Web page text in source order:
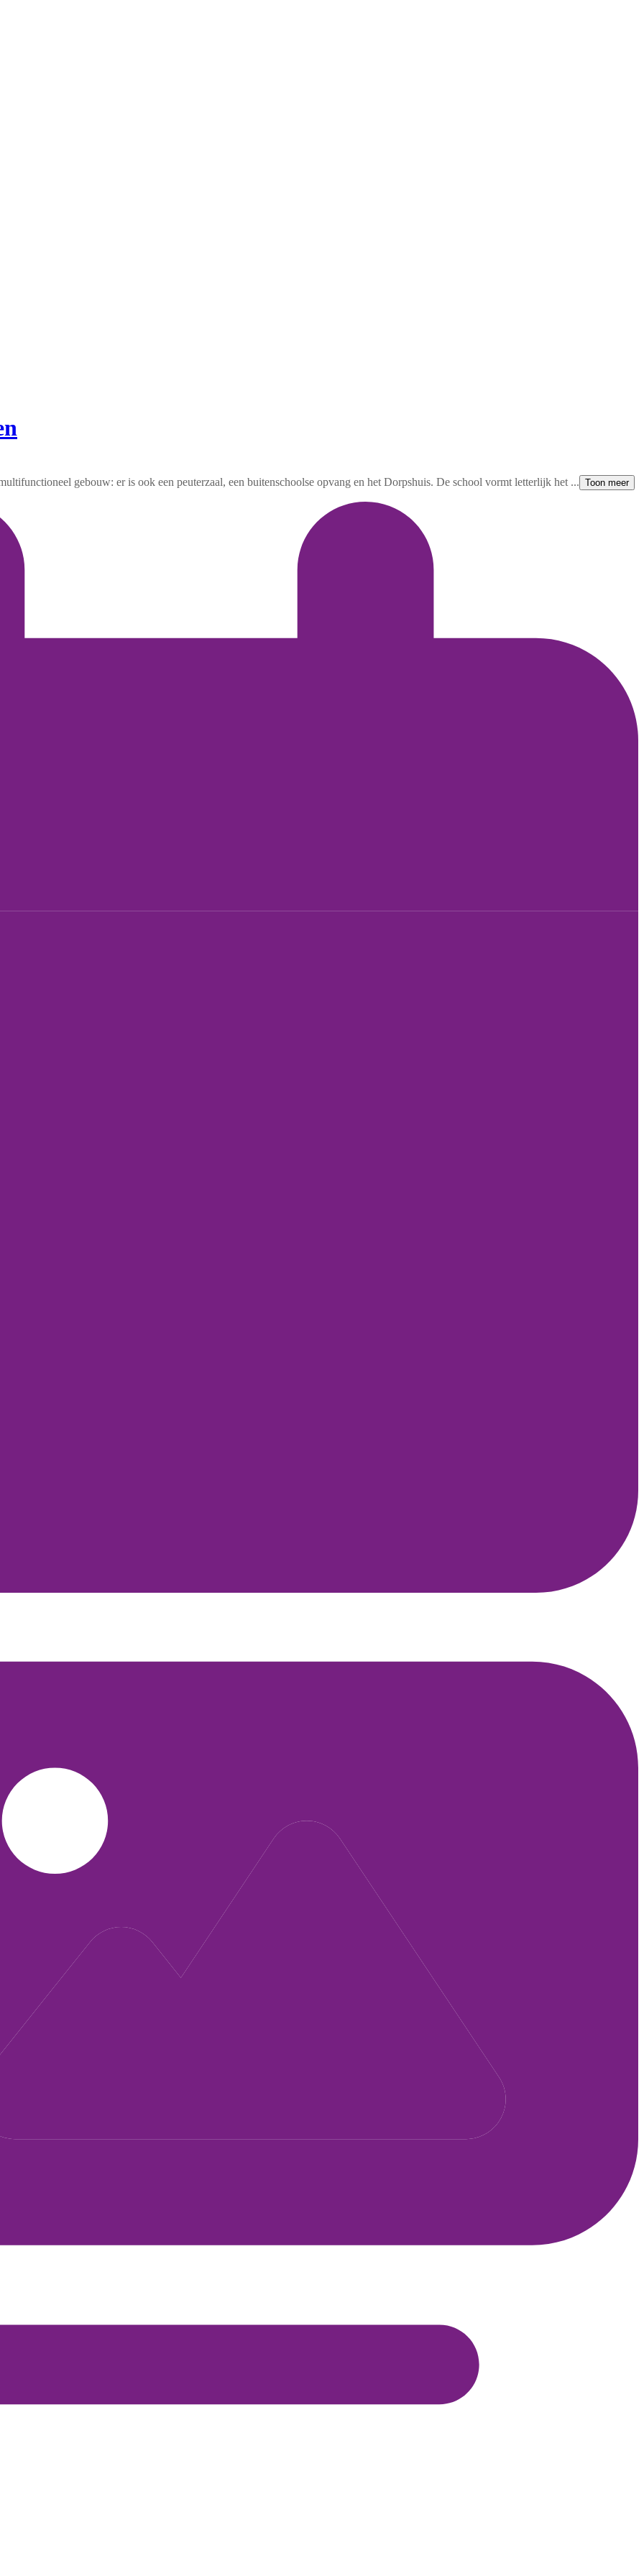
gebouw: er is ook een peuterzaal, een buitenschoolse opvang en het Dorpshuis. De school vormt letterlijk het ... Toon meer